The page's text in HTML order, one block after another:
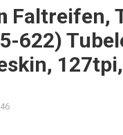
Faltreifen,
622)
127tpi,